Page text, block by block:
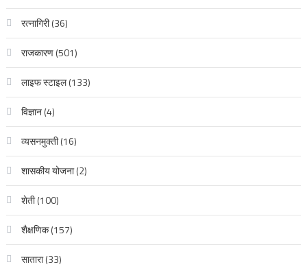
रत्नागिरी(36)
राजकारण(501)
लाइफ स्टाइल(133)
विज्ञान(4)
व्यसनमुक्ती(16)
शासकीय योजना(2)
शेती(100)
शैक्षणिक(157)
सातारा(33)